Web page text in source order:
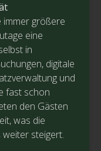
immer größere
eine
in
digitale
und
fast schon
den Gästen
was die
steigert.